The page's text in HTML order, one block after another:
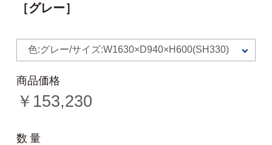
［グレー］
色:グレー/サイズ:W1630×D940×H600(SH330)
商品価格
￥ 153,230
数量